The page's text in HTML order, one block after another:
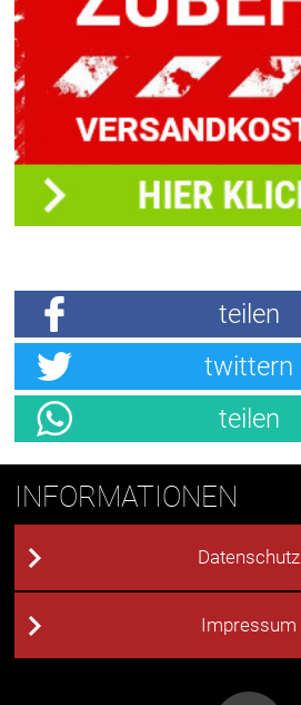
teilen
twittern
teilen
INFORMATIONEN
Datenschutz
Impressum